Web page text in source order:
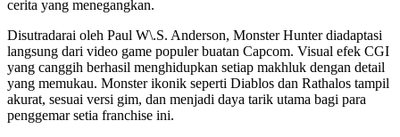
cerita yang menegangkan.
Disutradarai oleh Paul W\.S. Anderson, Monster Hunter diadaptasi
langsung dari video game populer buatan Capcom. Visual efek CGI
yang canggih berhasil menghidupkan setiap makhluk dengan detail
yang memukau. Monster ikonik seperti Diablos dan Rathalos tampil
akurat, sesuai versi gim, dan menjadi daya tarik utama bagi para
penggemar setia franchise ini.